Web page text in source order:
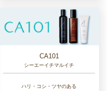
CA101
シーエーイチマルイチ
ハリ・コシ・ツヤのある